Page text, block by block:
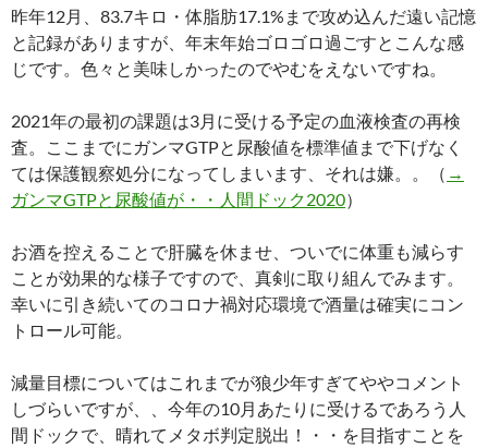
昨年12月、83.7キロ・体脂肪17.1%まで攻め込んだ遠い記憶
と記録がありますが、年末年始ゴロゴロ過ごすとこんな感
じです。色々と美味しかったのでやむをえないですね。
2021年の最初の課題は3月に受ける予定の血液検査の再検
査。ここまでにガンマGTPと尿酸値を標準値まで下げなく
ては保護観察処分になってしまいます、それは嫌。。（ →
ガンマGTPと尿酸値が・・人間ドック2020）
お酒を控えることで肝臓を休ませ、ついでに体重も減らす
ことが効果的な様子ですので、真剣に取り組んでみます。
幸いに引き続いてのコロナ禍対応環境で酒量は確実にコン
トロール可能。
減量目標についてはこれまでが狼少年すぎてややコメント
しづらいですが、、今年の10月あたりに受けるであろう人
間ドックで、晴れてメタボ判定脱出！・・を目指すことを